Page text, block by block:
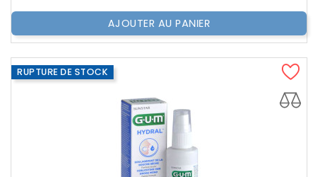
AJOUTER AU PANIER
RUPTURE DE STOCK